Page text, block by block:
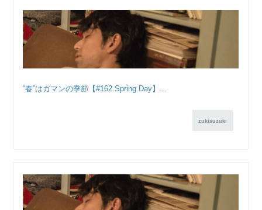
“春”はガマンの季節【#162.Spring Day】...
zukisuzuki